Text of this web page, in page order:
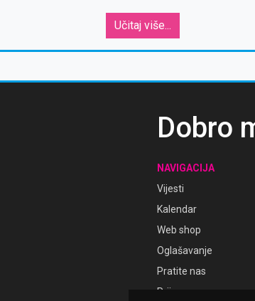
jednoj od najvažnijih
marijanskih crkava
Učitaj više...
Dobro
NAVIGACIJA
Vijesti
Kalendar
Web shop
Oglašavanje
Pratite nas
Prijava